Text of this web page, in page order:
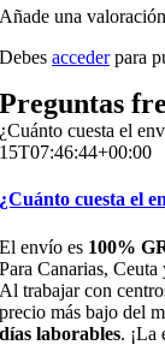
Añade una valoración
Debesaccederpara
Preguntas
¿Cuánto cuesta el
15T07:46:44+00:00
¿Cuánto cuesta el
El envío es 100%
Para Canarias,
Al trabajar con
precio más bajo del
días laborables. ¡La